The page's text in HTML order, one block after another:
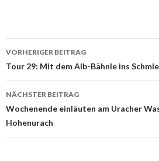
Beitrags-
Navigation
VORHERIGER BEITRAG
Tour 29: Mit dem Alb-Bähnle ins
NÄCHSTER BEITRAG
Wochenende einläuten am Uracher
Hohenurach